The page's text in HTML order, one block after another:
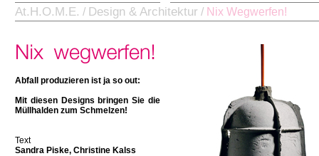
At.H.O.M.E. / Design & Architektur / Nix Wegwerfen!
Abfall produzieren ist ja so out:
Mit diesen Designs bringen Sie die
Müllhalden zum Schmelzen!
Text
Sandra Piske, Christine Kalss